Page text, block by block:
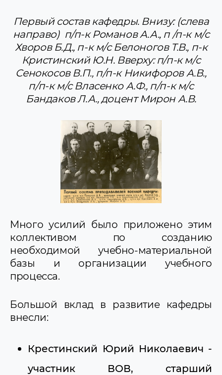
Первый состав кафедры. Внизу: (слева
направо) п/п-к Романов А.А., п /п-к м/с
Хворов Б.Д., п-к м/с Белоногов Т.В., п-к
Кристинский Ю.Н. Вверху: п/п-к м/с
Сенокосов В.П., п/п-к Никифоров А.В.,
п/п-к м/с Власенко А.Ф., п/п-к м/с
Бандаков Л.А., доцент Мирон А.В.
Много усилий было приложено этим
кол­лективом по созданию
необходимой учебно-материальной
базы и организации учебного
процесса.
Большой вклад в развитие кафедры
внесли:
Крестинский Юрий Николаевич -
участник ВОВ, старший